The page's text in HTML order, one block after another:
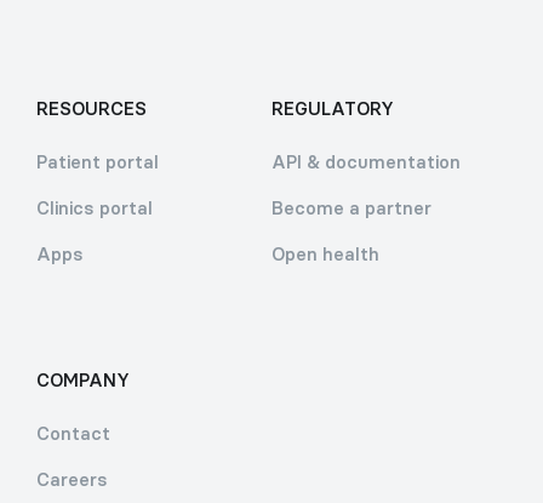
RESOURCES
Patient portal
Clinics portal
Apps
REGULATORY
API & documentation
Become a partner
Open health
COMPANY
Contact
Careers